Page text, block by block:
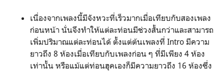
เนื่องจากเพลงนี้มีจังหวะที่เร็วมากเมื่อเทียบกับสองเพลง
ก่อนหน้า นั่นจึงทำให้แต่ละท่อนมีช่วงสั้นกว่าและสามารถ
เพิ่มปริมาณแต่ละท่อนได้ ตั้งแต่ต้นเพลงที่ Intro มีความ
ยาวถึง 8 ห้องเมื่อเทียบกับเพลงก่อน ๆ ที่มีเพียง 4 ห้อง
เท่านั้น หรือแม้แต่ท่อนฮุคเองก็มีความยาวถึง 16 ห้องซึ่ง